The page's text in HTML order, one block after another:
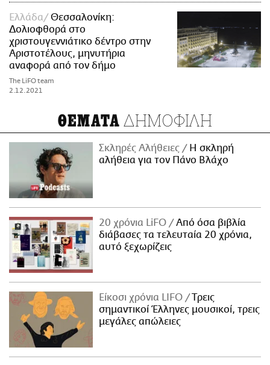
Ελλάδα
Θεσσαλονίκη:
Δολιοφθορά στο
χριστουγεννιάτικο δέντρο στην
Αριστοτέλους, μηνυτήρια
αναφορά από τον δήμο
The LiFO team
2.12.2021
ΘΕΜΑΤΑ ΔΗΜΟΦΙΛΗ
Σκληρές Αλήθειες
H σκληρή
αλήθεια για τον Πάνο Βλάχο
20 χρόνια LiFO
Από όσα βιβλία
διάβασες τα τελευταία 20 χρόνια,
αυτό ξεχωρίζεις
Είκοσι χρόνια LIFO
Tρεις
σημαντικοί Έλληνες μουσικοί, τρεις
μεγάλες απώλειες